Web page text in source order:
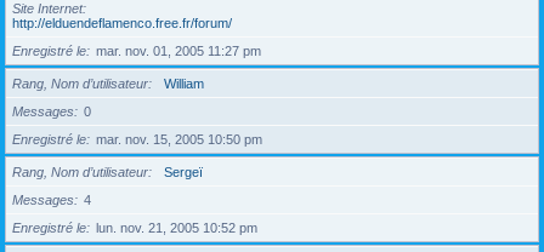
Site Internet
http://elduendeflamenco.free.fr/forum/
Enregistré le
mar. nov. 01, 2005 11:27 pm
Rang, Nom d’utilisateur
William
Messages
0
Enregistré le
mar. nov. 15, 2005 10:50 pm
Rang, Nom d’utilisateur
Sergeï
Messages
4
Enregistré le
lun. nov. 21, 2005 10:52 pm